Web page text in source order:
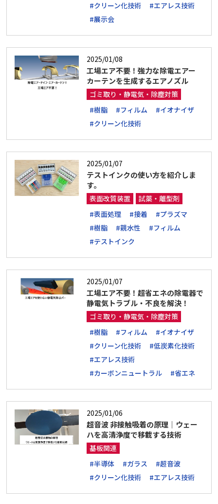
#クリーン化技術
#エアレス技術
#展示会
2025/01/08
工場エア不要！強力な除電エアー
カーテンを生成するエアノズル
ゴミ取り・静電気・除塵対策
#樹脂
#フィルム
#イオナイザ
#クリーン化技術
2025/01/07
テストインクの使い方を紹介しま
す。
表面改質装置
試薬・離型剤
#表面処理
#接着
#プラズマ
#樹脂
#親水性
#フィルム
#テストインク
2025/01/07
工場エア不要！超省エネの除電器で
静電気トラブル・不良を解決！
ゴミ取り・静電気・除塵対策
#樹脂
#フィルム
#イオナイザ
#クリーン化技術
#低炭素化技術
#エアレス技術
#カーボンニュートラル
#省エネ
2025/01/06
超音波 非接触吸着の原理｜ウェー
ハを高清浄度で移載する技術
基板関連
#半導体
#ガラス
#超音波
#クリーン化技術
#エアレス技術